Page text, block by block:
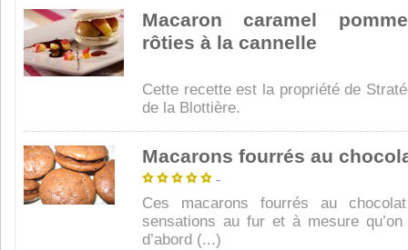
Macaron caramel
rôties à la cannelle
Cette recette est la propriété de
de la Blottière.
Macarons fourrés au
-
Ces macarons fourrés au
sensations au fur et à mesure
d’abord (...)